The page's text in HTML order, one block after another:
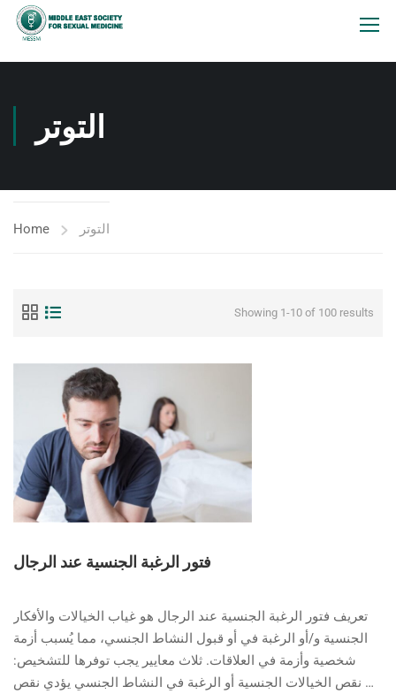
التوتر
Home التوتر
Showing 1-10 of 100 results
فتور الرغبة الجنسية عند الرجال
تعريف فتور الرغبة الجنسية عند الرجال هو غياب الخيالات والأفكار
الجنسية و/أو الرغبة في أو قبول النشاط الجنسي، مما يُسبب أزمة
شخصية وأزمة في العلاقات. ثلاث معايير يجب توفرها للتشخيص:
نقص الخيالات الجنسية أو الرغبة في النشاط الجنسي يؤدي نقص …